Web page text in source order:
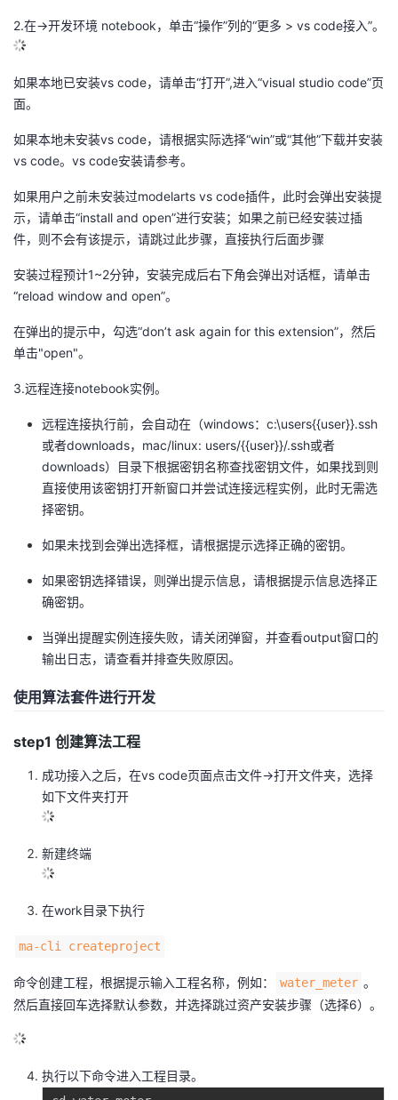
2.在->开发环境 notebook，单击“操作”列的“更多 > vs code接入”。
如果本地已安装vs code，请单击“打开”,进入“visual studio code”页
面。
如果本地未安装vs code，请根据实际选择“win”或“其他”下载并安装
vs code。vs code安装请参考。
如果用户之前未安装过modelarts vs code插件，此时会弹出安装提
示，请单击“install and open”进行安装；如果之前已经安装过插
件，则不会有该提示，请跳过此步骤，直接执行后面步骤
安装过程预计1~2分钟，安装完成后右下角会弹出对话框，请单击
“reload window and open”。
在弹出的提示中，勾选“don’t ask again for this extension”，然后
单击"open"。
3.远程连接notebook实例。
远程连接执行前，会自动在（windows：c:\users{{user}}.ssh
或者downloads，mac/linux: users/{{user}}/.ssh或者
downloads）目录下根据密钥名称查找密钥文件，如果找到则
直接使用该密钥打开新窗口并尝试连接远程实例，此时无需选
择密钥。
如果未找到会弹出选择框，请根据提示选择正确的密钥。
如果密钥选择错误，则弹出提示信息，请根据提示信息选择正
确密钥。
当弹出提醒实例连接失败，请关闭弹窗，并查看output窗口的
输出日志，请查看并排查失败原因。
使用算法套件进行开发
step1 创建算法工程
成功接入之后，在vs code页面点击文件->打开文件夹，选择
如下文件夹打开
新建终端
在work目录下执行
ma-cli createproject
命令创建工程，根据提示输入工程名称，例如： water_meter 。
然后直接回车选择默认参数，并选择跳过资产安装步骤（选择6）。
执行以下命令进入工程目录。